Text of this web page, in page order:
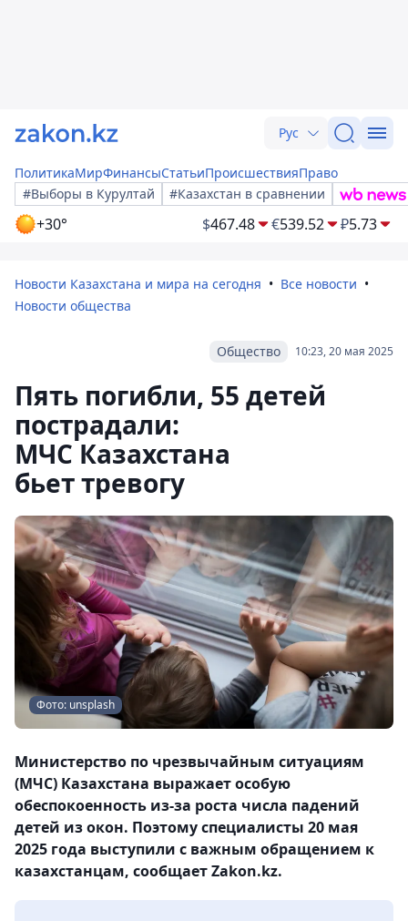
Рус
ПолитикаМирФинансыСтатьиПроисшествияПраво
#Выборы в Курултай
#Казахстан в сравнении
+30° $467.48 €539.52 ₽5.73
Новости Казахстана и мира на сегодня
Все новости
Новости общества
10:23, 20 мая 2025
Общество
Пять погибли, 55 детей
пострадали:
МЧС Казахстана
бьет тревогу
Фото: unsplash
Министерство по чрезвычайным ситуациям
(МЧС) Казахстана выражает особую
обеспокоенность из-за роста числа падений
детей из окон. Поэтому специалисты 20 мая
2025 года выступили с важным обращением к
казахстанцам, сообщает Zakon.kz.